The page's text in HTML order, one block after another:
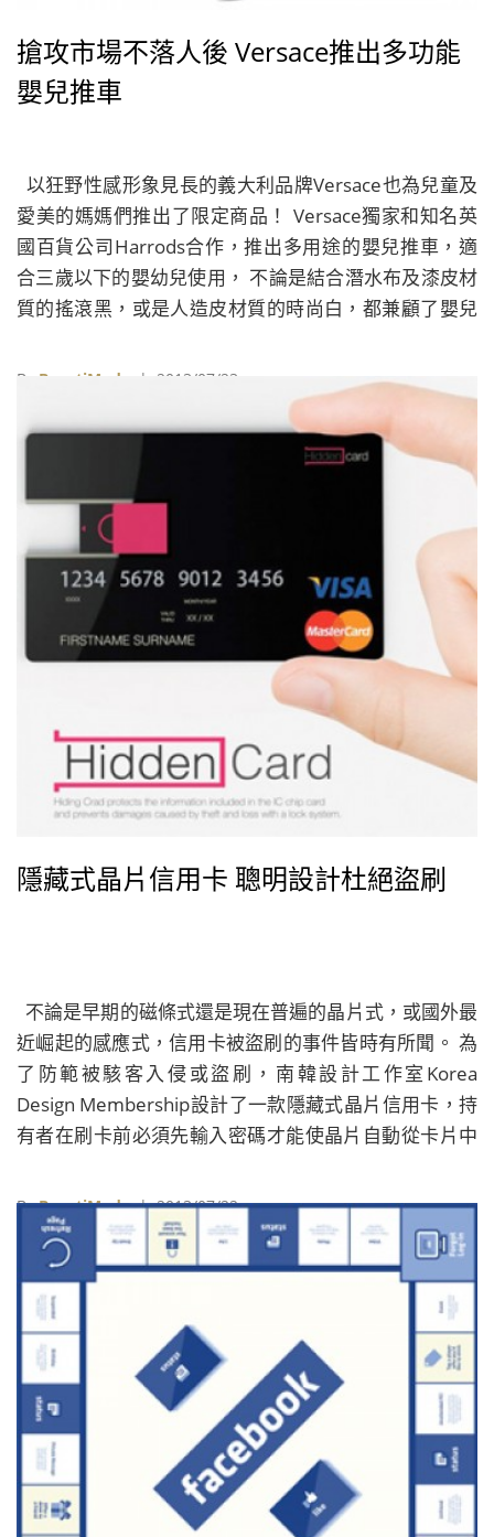
搶攻市場不落人後 Versace推出多功能
嬰兒推車
以狂野性感形象見長的義大利品牌Versace也為兒童及
愛美的媽媽們推出了限定商品！ Versace獨家和知名英
國百貨公司Harrods合作，推出多用途的嬰兒推車，適
合三歲以下的嬰幼兒使用， 不論是結合潛水布及漆皮材
質的搖滾黑，或是人造皮材質的時尚白，都兼顧了嬰兒
袋，可以放置寶寶需要的各種物品。
By BeautiMode | 2013/07/23
隱藏式晶片信用卡 聰明設計杜絕盜刷
不論是早期的磁條式還是現在普遍的晶片式，或國外最
近崛起的感應式，信用卡被盜刷的事件皆時有所聞。 為
了防範被駭客入侵或盜刷，南韓設計工作室Korea
Design Membership設計了一款隱藏式晶片信用卡，持
有者在刷卡前必須先輸入密碼才能使晶片自動從卡片中
下次消費時則必須再次輸入密碼解鎖才能使用。儘管有
些麻煩，不過多一層防護總是讓人多一分安心。
ByBeautiMode| 2013/07/22